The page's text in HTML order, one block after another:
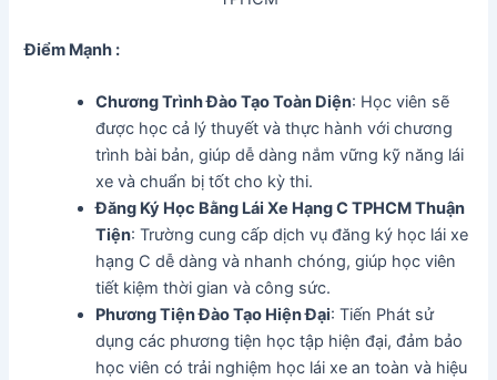
Điểm Mạnh :
Chương Trình Đào Tạo Toàn Diện: Học viên sẽ
được học cả lý thuyết và thực hành với chương
trình bài bản, giúp dễ dàng nắm vững kỹ năng lái
xe và chuẩn bị tốt cho kỳ thi.
Đăng Ký Học Bằng Lái Xe Hạng C TPHCM Thuận
Tiện: Trường cung cấp dịch vụ đăng ký học lái xe
hạng C dễ dàng và nhanh chóng, giúp học viên
tiết kiệm thời gian và công sức.
Phương Tiện Đào Tạo Hiện Đại: Tiến Phát sử
dụng các phương tiện học tập hiện đại, đảm bảo
học viên có trải nghiệm học lái xe an toàn và hiệu